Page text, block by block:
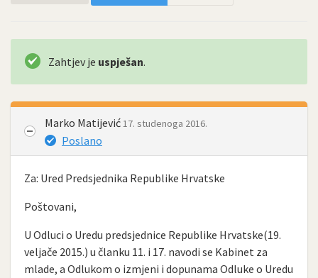
Zahtjev je uspješan.
Marko Matijević 17. studenoga 2016.
Poslano
Za: Ured Predsjednika Republike Hrvatske
Poštovani,
U Odluci o Uredu predsjednice Republike Hrvatske(19.
veljače 2015.) u članku 11. i 17. navodi se Kabinet za
mlade, a Odlukom o izmjeni i dopunama Odluke o Uredu